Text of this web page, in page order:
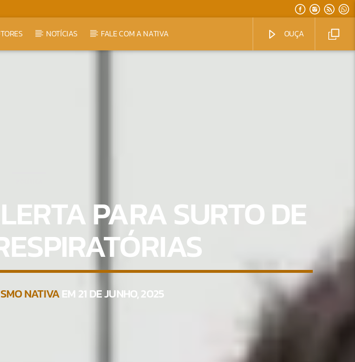
NOTÍCIAS FALE COM A NATIVA OUÇA
PARA SURTO DE
NATIVAEM 21 DE JUNHO, 2025